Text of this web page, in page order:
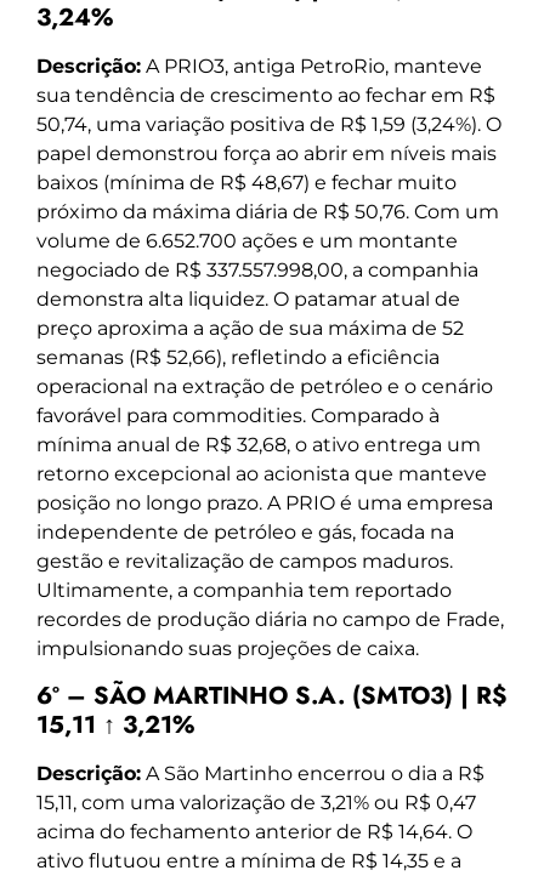
3,24%
Descrição: A PRIO3, antiga PetroRio, manteve
sua tendência de crescimento ao fechar em R$
50,74, uma variação positiva de R$ 1,59 (3,24%). O
papel demonstrou força ao abrir em níveis mais
baixos (mínima de R$ 48,67) e fechar muito
próximo da máxima diária de R$ 50,76. Com um
volume de 6.652.700 ações e um montante
negociado de R$ 337.557.998,00, a companhia
demonstra alta liquidez. O patamar atual de
preço aproxima a ação de sua máxima de 52
semanas (R$ 52,66), refletindo a eficiência
operacional na extração de petróleo e o cenário
favorável para commodities. Comparado à
mínima anual de R$ 32,68, o ativo entrega um
retorno excepcional ao acionista que manteve
posição no longo prazo. A PRIO é uma empresa
independente de petróleo e gás, focada na
gestão e revitalização de campos maduros.
Ultimamente, a companhia tem reportado
recordes de produção diária no campo de Frade,
impulsionando suas projeções de caixa.
6º – SÃO MARTINHO S.A. (SMTO3) | R$
15,11 ↑ 3,21%
Descrição: A São Martinho encerrou o dia a R$
15,11, com uma valorização de 3,21% ou R$ 0,47
acima do fechamento anterior de R$ 14,64. O
ativo flutuou entre a mínima de R$ 14,35 e a